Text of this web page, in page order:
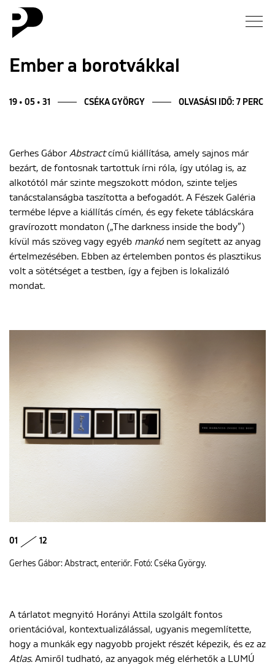
Hírek
Esszé
Blog
Rólunk
Ember a borotvákkal
19 • 05 • 31 CSÉKA GYÖRGY OLVASÁSI IDŐ: 7 PERC
Gerhes Gábor Abstractcímű kiállítása, amely sajnos már
bezárt, de fontosnak tartottuk írni róla, így utólag is, az
alkotótól már szinte megszokott módon, szinte teljes
tanácstalanságba taszította a befogadót. A Fészek Galéria
termébe lépve a kiállítás címén, és egy fekete táblácskára
gravírozott mondaton („The darkness inside the body”)
kívül más szöveg vagy egyéb mankó nem segített az anyag
értelmezésében. Ebben az értelemben pontos és plasztikus
volt a sötétséget a testben, így a fejben is lokalizáló
mondat.
01 12
Gerhes Gábor: Abstract, enteriőr. Fotó: Cséka György.
A tárlatot megnyitó Horányi Attila szolgált fontos
orientációval, kontextualizálással, ugyanis megemlítette,
hogy a munkák egy nagyobb projekt részét képezik, és ez az
Atlas. Amiről tudható, az anyagok még elérhetők a LUMÚ